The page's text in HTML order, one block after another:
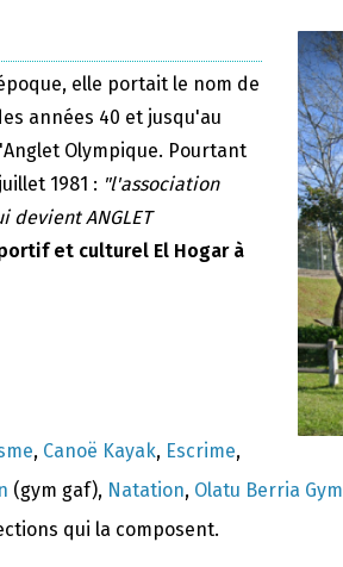
elle portait le nom de
années 40 et jusqu'au
Olympique. Pourtant
1981 : "l'association
ANGLET
et culturel El Hogar à
, Canoë Kayak, Escrime,
(gym gaf), Natation, Olatu Berria Gym
qui la composent.